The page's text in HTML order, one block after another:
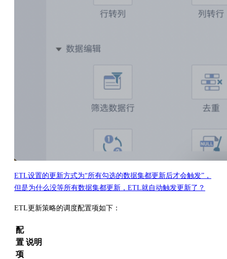
ETL设置的更新方式为“所有勾选的数据集都更新后才会触发”，
但是为什么没等所有数据集都更新，ETL就自动触发更新了？
ETL更新策略的调度配置项如下：
配
置
项
说明